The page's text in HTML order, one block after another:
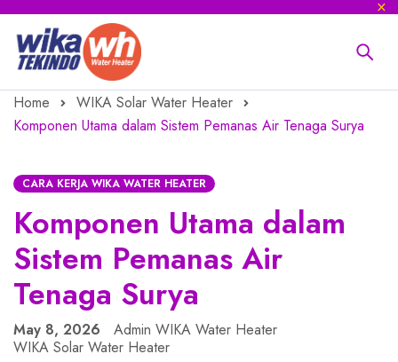
Home
WIKA Solar Water Heater
Komponen Utama dalam Sistem Pemanas Air Tenaga Surya
CARA KERJA WIKA WATER HEATER
Komponen Utama dalam
Sistem Pemanas Air
Tenaga Surya
May 8, 2026
Admin WIKA Water Heater
WIKA Solar Water Heater